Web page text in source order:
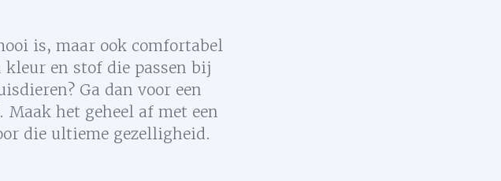
is, maar ook comfortabel
kleur en stof die passen bij
Ga dan voor een
het geheel af met een
die ultieme gezelligheid.